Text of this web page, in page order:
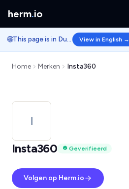
herm.io
🌐 This page is in Dutch. View in English →
Home Merken Insta360
I
Insta360
Geverifieerd
Volgen op Herm.io